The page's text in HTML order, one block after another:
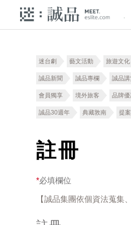
迷台劇 藝文活動 旅遊文化
誠品新聞 誠品專欄 誠品
會員獨享 境外旅客 品牌
誠品30週年 典藏敦南 提
註冊
*必填欄位
【誠品集團依個資法蒐集